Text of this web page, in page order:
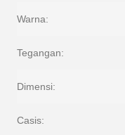
Warna:
Tegangan:
Dimensi:
Casis: